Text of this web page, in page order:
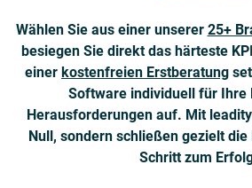
Wählen Sie aus einer unserer 25+
besiegen Sie direkt das härteste
einer kostenfreien Erstberatung
Software individuell für Ihre
Herausforderungen auf. Mit
Null, sondern schließen gezielt
Schritt zum